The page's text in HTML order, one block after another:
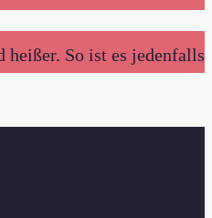
So ist es jedenfalls